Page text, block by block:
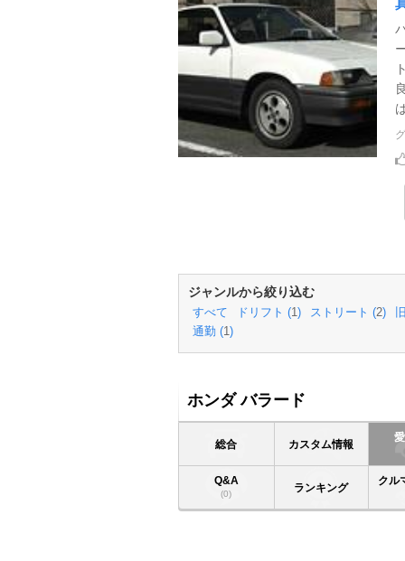
ジャンルから絞り込む
すべて ドリフト (1) ストリート (2)
通勤 (1)
ホンダ バラード
総合 カスタム情報
Q&A
(0) ランキング
クル